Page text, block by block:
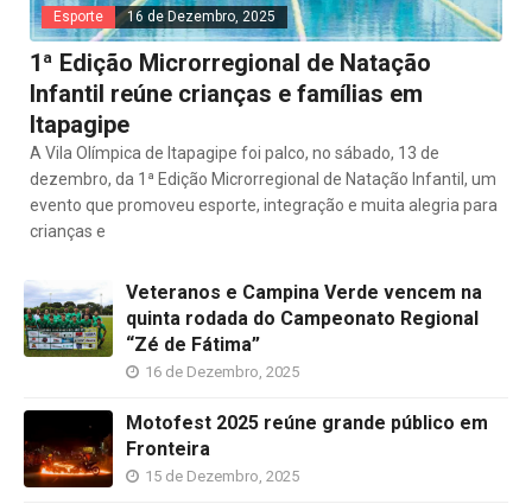
Esporte 16 de Dezembro, 2025
1ª Edição Microrregional de Natação
Infantil reúne crianças e famílias em
Itapagipe
A Vila Olímpica de Itapagipe foi palco, no sábado, 13 de
dezembro, da 1ª Edição Microrregional de Natação Infantil, um
evento que promoveu esporte, integração e muita alegria para
crianças e
Veteranos e Campina Verde vencem na
quinta rodada do Campeonato Regional
“Zé de Fátima”
16 de Dezembro, 2025
Motofest 2025 reúne grande público em
Fronteira
15 de Dezembro, 2025